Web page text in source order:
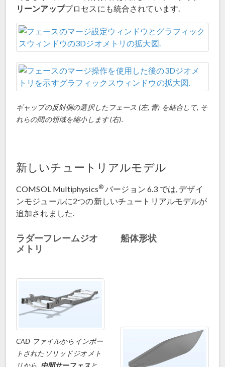
リーンアッププロセスにも統合されています.
ギャップの反対側の選択したフェース (左, 青) を結合して, そ
れらの間の領域を縮小します (右).
新しいチュートリアルモデル
COMSOL Multiphysics® バージョン 6.3 では, デザイ
ンモジュールに2つの新しいチュートリアルモデルが
追加されました.
ラダーフレームジオ
メトリ
CAD ファイルからインポー
トされたソリッドジオメト
船体形状